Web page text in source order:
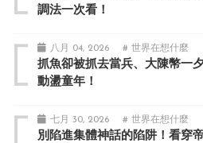
調法一次看！
八月 04, 2026 # 世界在想什麼
抓魚卻被抓去當兵、大陳幣一
動盪童年！
七月 30, 2026 # 世界在想什麼
別陷進集體神話的陷阱！看穿